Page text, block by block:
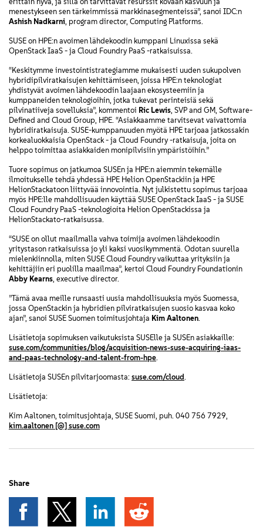
menestykseen sen tärkeimmissä markkinasegmenteissä”, sanoi IDC:n
Ashish Nadkarni, program director, Computing Platforms.
SUSE on HPE:n avoimen lähdekoodin kumppani Linuxissa sekä
OpenStack IaaS - ja Cloud Foundry PaaS -ratkaisuissa.
“Keskitymme investointistrategiamme mukaisesti uuden sukupolven
hybridipilviratkaisujen kehittämiseen, joissa HPE:n teknologiat
yhdistyvät avoimen lähdekoodin laajaan ekosysteemiin ja
kumppaneiden teknologioihin, jotka tukevat perinteisiä sekä
pilvinatiiveja sovelluksia”, kommentoi Ric Lewis, SVP and GM, Software-
Defined and Cloud Group, HPE. “Asiakkaamme tarvitsevat vaivattomia
hybridiratkaisuja. SUSE-kumppanuuden myötä HPE tarjoaa jatkossakin
korkealuokkaisia OpenStack - ja Cloud Foundry -ratkaisuja, joita on
helppo toimittaa asiakkaiden monipilvisiin ympäristöihin.”
Tuore sopimus on jatkumoa SUSEn ja HPE:n aiemmin tekemälle
ilmoitukselle tehdä yhdessä HPE Helion OpenStackiin ja HPE
HelionStackatoon liittyvää innovointia. Nyt julkistettu sopimus tarjoaa
myös HPE:lle mahdollisuuden käyttää SUSE OpenStack IaaS - ja SUSE
Cloud Foundry PaaS -teknologioita Helion OpenStackissa ja
HelionStackato-ratkaisussa.
“SUSE on ollut maailmalla vahva toimija avoimen lähdekoodin
yritystason ratkaisuissa jo yli kaksi vuosikymmentä. Odotan suurella
mielenkiinnolla, miten SUSE Cloud Foundry vaikuttaa yrityksiin ja
kehittäjiin eri puolilla maailmaa”, kertoi Cloud Foundry Foundationin
Abby Kearns, executive director.
”Tämä avaa meille runsaasti uusia mahdollisuuksia myös Suomessa,
jossa OpenStackin ja hybridien pilviratkaisujen suosio kasvaa koko
ajan”, sanoi SUSE Suomen toimitusjohtaja Kim Aaltonen.
Lisätietoja sopimuksen vaikutuksista SUSElle ja SUSEn asiakkaille:
suse.com/communities/blog/acquisition-news-suse-acquiring-iaas-
and-paas-technology-and-talent-from-hpe.
Lisätietoja SUSEn pilvitarjoomasta: suse.com/cloud.
Lisätietoja:
Kim Aaltonen, toimitusjohtaja, SUSE Suomi, puh. 040 756 7929,
kim.aaltonen [@] suse.com
Share